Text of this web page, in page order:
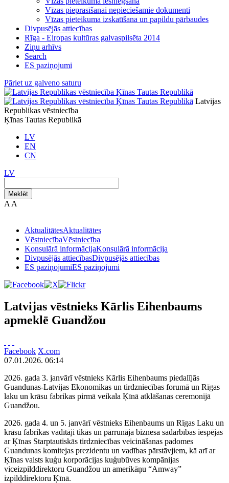
Vīzas pieprasīšanai nepieciešamie dokumenti
Vīzas pieteikuma izskatīšana un papildu pārbaudes
Divpusējās attiecības
Rīga - Eiropas kultūras galvaspilsēta 2014
Ziņu arhīvs
Search
ES paziņojumi
Pāriet uz galveno saturu
Latvijas
Republikas vēstniecība
Ķīnas Tautas Republikā
LV
EN
CN
LV
Meklēt
A A
AktualitātesAktualitātes
VēstniecībaVēstniecība
Konsulārā informācijaKonsulārā informācija
Divpusējās attiecībasDivpusējās attiecības
ES paziņojumiES paziņojumi
Latvijas vēstnieks Kārlis Eihenbaums
apmeklē Guandžou
Facebook X.com
07.01.2026. 06:14
2026. gada 3. janvārī vēstnieks Kārlis Eihenbaums piedalījās
Guandunas-Latvijas Ekonomikas un tirdzniecības forumā un Rīgas
laku un krāsu fabrikas pirmā veikala Ķīnā atklāšanas ceremonijā
Guandžou.
2026. gada 4. un 5. janvārī vēstnieks Eihenbaums un Rīgas Laku un
krāsu fabrikas vadītāji tikās un pārrunāja biznesa sadarbības iespējas
ar Ķīnas Starptautiskās tirdzniecības veicināšanas padomes
Guandunas komitejas prezidentu un vadības pārstāvjiem, kā arī ar
Ķīnas valsts kuģu korporācijas kuģubūves kompānijas
viceizpilddirektoru Guandžou un amerikāņu “Amway”
izpilddirektoru Ķīnā.